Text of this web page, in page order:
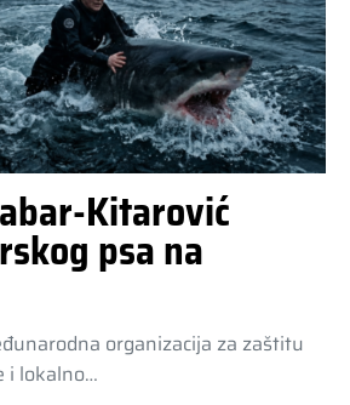
Kitarović
psa na
organizacija za zaštitu
i lokalno…